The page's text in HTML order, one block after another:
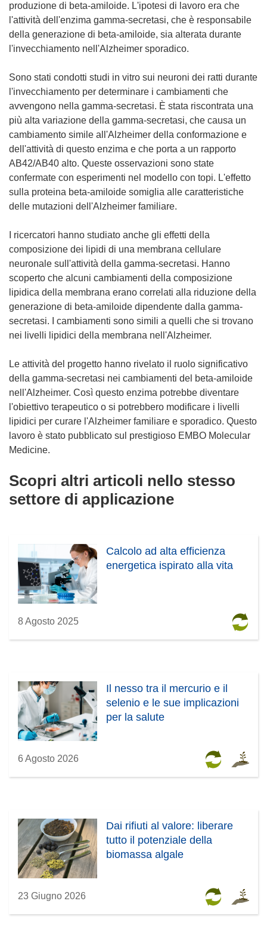
produzione di beta-amiloide. L'ipotesi di lavoro era che
l'attività dell'enzima gamma-secretasi, che è responsabile
della generazione di beta-amiloide, sia alterata durante
l'invecchiamento nell'Alzheimer sporadico.
Sono stati condotti studi in vitro sui neuroni dei ratti durante
l'invecchiamento per determinare i cambiamenti che
avvengono nella gamma-secretasi. È stata riscontrata una
più alta variazione della gamma-secretasi, che causa un
cambiamento simile all'Alzheimer della conformazione e
dell'attività di questo enzima e che porta a un rapporto
AB42/AB40 alto. Queste osservazioni sono state
confermate con esperimenti nel modello con topi. L'effetto
sulla proteina beta-amiloide somiglia alle caratteristiche
delle mutazioni dell'Alzheimer familiare.
I ricercatori hanno studiato anche gli effetti della
composizione dei lipidi di una membrana cellulare
neuronale sull'attività della gamma-secretasi. Hanno
scoperto che alcuni cambiamenti della composizione
lipidica della membrana erano correlati alla riduzione della
generazione di beta-amiloide dipendente dalla gamma-
secretasi. I cambiamenti sono simili a quelli che si trovano
nei livelli lipidici della membrana nell'Alzheimer.
Le attività del progetto hanno rivelato il ruolo significativo
della gamma-secretasi nei cambiamenti del beta-amiloide
nell'Alzheimer. Così questo enzima potrebbe diventare
l'obiettivo terapeutico o si potrebbero modificare i livelli
lipidici per curare l'Alzheimer familiare e sporadico. Questo
lavoro è stato pubblicato sul prestigioso EMBO Molecular
Medicine.
Scopri altri articoli nello stesso
settore di applicazione
Calcolo ad alta efficienza
energetica ispirato alla vita
8 Agosto 2025
Il nesso tra il mercurio e il
selenio e le sue implicazioni
per la salute
6 Agosto 2026
Dai rifiuti al valore: liberare
tutto il potenziale della
biomassa algale
23 Giugno 2026